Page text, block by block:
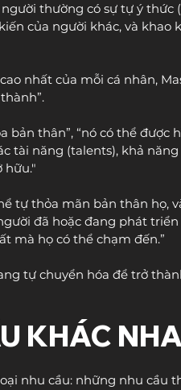
thường có sự tự ý thức
của người khác, và khao
nhất của mỗi cá nhân,
bản thân”, “nó có thể được
tài năng (talents), khả năng
hữu."
tự thỏa mãn bản thân họ,
đã hoặc đang phát
mà họ có thể chạm đến.”
tự chuyển hóa để trở
KHÁC
nhu cầu: những nhu cầu